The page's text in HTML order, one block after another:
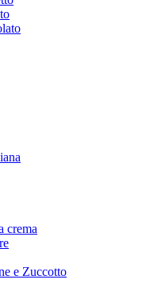
crema
e Zuccotto